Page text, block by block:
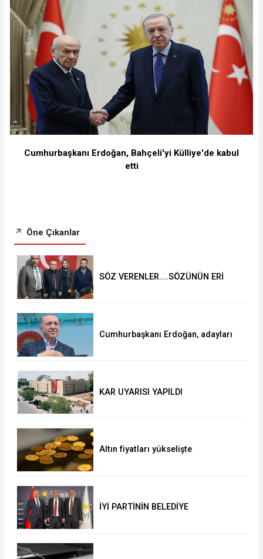
Cumhurbaşkanı Erdoğan, Bahçeli'yi Külliye'de kabul
etti
Öne Çıkanlar
SÖZ VERENLER....SÖZÜNÜN ERİ
Cumhurbaşkanı Erdoğan, adayları
KAR UYARISI YAPILDI
Altın fiyatları yükselişte
İYİ PARTİNİN BELEDİYE